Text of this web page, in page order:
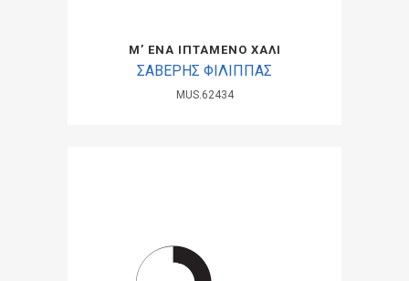
Μ’ ΕΝΑ ΙΠΤΑΜΕΝΟ ΧΑΛΙ
ΣΑΒΕΡΗΣ ΦΙΛΙΠΠΑΣ
MUS.62434